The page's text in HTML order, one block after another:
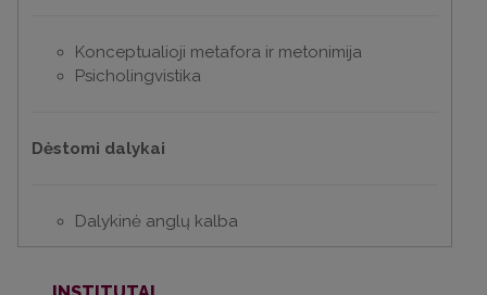
Konceptualioji metafora ir metonimija
Psicholingvistika
Dėstomi dalykai
Dalykinė anglų kalba